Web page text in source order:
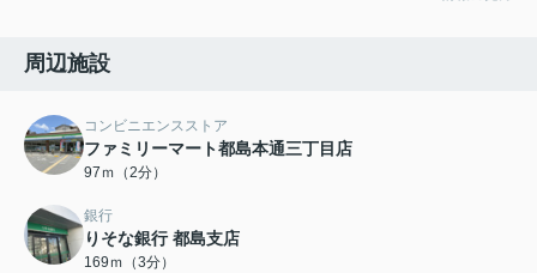
周辺施設
コンビニエンスストア
ファミリーマート都島本通三丁目店
97ｍ（2分）
銀行
りそな銀行 都島支店
169ｍ（3分）